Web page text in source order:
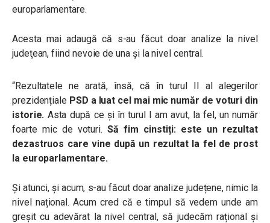
europarlamentare.
Acesta mai adaugă că s-au făcut doar analize la nivel
judeţean, fiind nevoie de una și la nivel central.
“Rezultatele ne arată, însă, că în turul II al alegerilor
prezidențiale PSD a luat cel mai mic număr de voturi din
istorie. Asta după ce și în turul I am avut, la fel, un număr
foarte mic de voturi.Să fim cinstiți: este un rezultat
dezastruos care vine după un rezultat la fel de prost
la europarlamentare.
Și atunci, și acum, s-au făcut doar analize județene, nimic la
nivel național. Acum cred că e timpul să vedem unde am
greșit cu adevărat la nivel central, să judecăm rațional și